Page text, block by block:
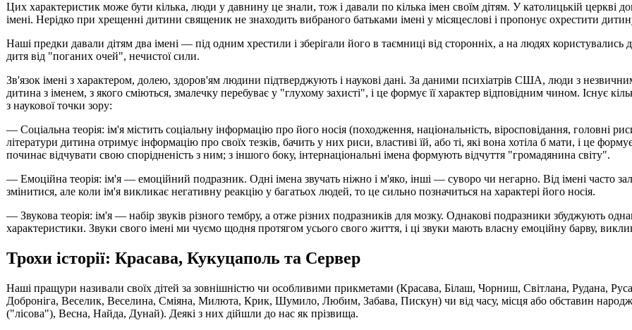
Цих характеристик може бути кілька, люди у давнину це знали, тож і давали по кілька імен своїм дітям. У католицькій церкві
імені. Нерідко при хрещенні дитини священик не знаходить вибраного батьками імені у місяцеслові і пропонує охрестити
Наші предки давали дітям два імені — під одним хрестили і зберігали його в таємниці від сторонніх, а на людях
дитя від "поганих очей", нечистої сили.
Зв'язок імені з характером, долею, здоров'ям людини підтверджують і наукові дані. За даними психіатрів США, люди з
дитина з іменем, з якого сміються, змалечку перебуває у "глухому захисті", і це формує її характер відповідним чином. Існує
з наукової точки зору:
— Соціальна теорія: ім'я містить соціальну інформацію про його носія (походження, національність, віросповідання, головні
літератури дитина отримує інформацію про своїх тезків, бачить у них риси, властиві їй, або ті, які вона хотіла б мати, і це
починає відчувати свою спорідненість з ним; з іншого боку, інтернаціональні імена формують відчуття "громадянина світу".
— Емоційна теорія: ім'я — емоційний подразник. Одні імена звучать ніжно і м'яко, інші — суворо чи негарно. Від імені часто
змінитися, але коли ім'я викликає негативну реакцію у багатьох людей, то це сильно позначиться на характері його носія.
— Звукова теорія: ім'я — набір звуків різного тембру, а отже різних подразників для мозку. Однакові подразники збуджують
характеристики. Звуки свого імені ми чуємо щодня протягом усього свого життя, і ці звуки мають власну емоційну барву,
Трохи історії: Красава, Кукуцаполь та Сервер
Наші пращури називали своїх дітей за зовнішністю чи особливими прикметами (Красава, Білаш, Чорниш, Світлана, Рудана,
Доброніга, Веселик, Веселина, Сміяна, Милюта, Крик, Шумило, Любим, Забава, Пискун) чи від часу, місця або обставин
("лісова"), Весна, Найда, Дунай). Деякі з них дійшли до нас як прізвища.